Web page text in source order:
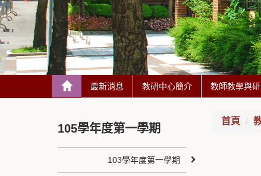
最新消息 教研中心簡介 教師教學與
首頁
105學年度第一學期
103學年度第一學期